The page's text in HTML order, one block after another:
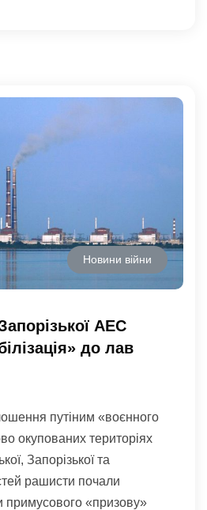
Новини війни
АЕС
до лав
путіним «воєнного
окупованих територіях
Запорізької та
рашисти почали
«призову»